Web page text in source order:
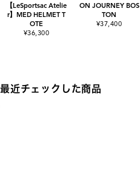
【LeSportsac Atelie
r】MED HELMET T
OTE
¥36,300
ON JOURNEY BOS
TON
¥37,400
最近チェックした商品